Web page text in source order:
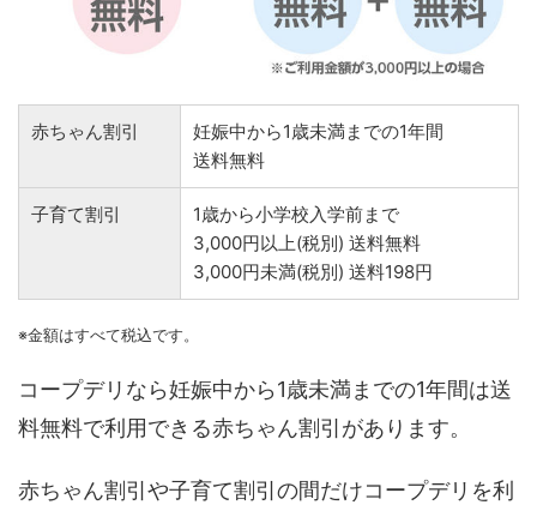
赤ちゃん割引
妊娠中から1歳未満までの1年間
送料無料
子育て割引
1歳から小学校入学前まで
3,000円以上(税別) 送料無料
3,000円未満(税別) 送料198円
※金額はすべて税込です。
コープデリなら妊娠中から1歳未満までの1年間は送
料無料で利用できる赤ちゃん割引があります。
赤ちゃん割引や子育て割引の間だけコープデリを利